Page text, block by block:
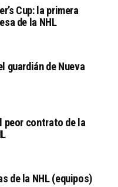
Cup: la primera
de la NHL
guardián de Nueva
peor contrato de la
de la NHL (equipos)